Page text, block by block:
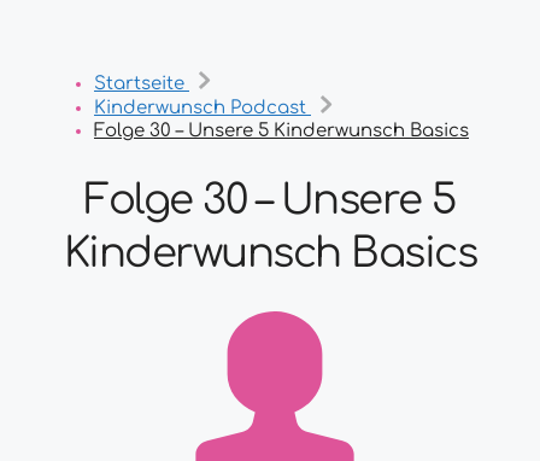
Startseite
Kinderwunsch Podcast
Folge 30 – Unsere 5 Kinderwunsch Basics
Folge 30 – Unsere 5
Kinderwunsch Basics